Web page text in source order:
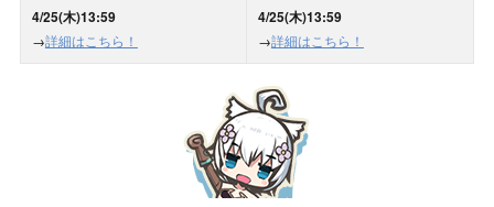
4/25(木)13:59
→詳細はこちら！
4/25(木)13:59
→詳細はこちら！